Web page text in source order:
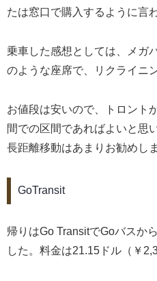
たは窓口で購入するように言
乗車した感想としては、メガ
のような座席で、リクライニ
お値段は安いので、トロント
間での区間であればよいと思
長距離移動はあまりお勧めし
GoTransit
帰りはGo TransitでGoバスか
した。料金は21.15ドル（￥